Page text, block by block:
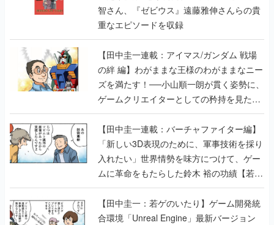
智さん、『ゼビウス』遠藤雅伸さんらの貴
重なエピソードを収録
【田中圭一連載：アイマス/ガンダム 戦場
の絆 編】わがままな王様のわがままなニー
ズを満たす！──小山順一朗が貫く姿勢に、
ゲームクリエイターとしての矜持を見た
【若ゲのいたり最終回】
【田中圭一連載：バーチャファイター編】
「新しい3D表現のために、軍事技術を採り
入れたい」世界情勢を味方につけて、ゲー
ムに革命をもたらした鈴木 裕の功績【若ゲ
のいたり】
【田中圭一：若ゲのいたり】ゲーム開発統
合環境「Unreal Engine」最新バージョン